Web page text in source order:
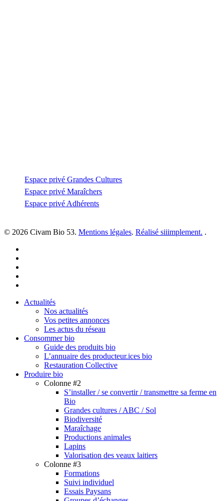
Espace privé Grandes Cultures
Espace privé Maraîchers
Espace privé Adhérents
© 2026 Civam Bio 53. Mentions légales. Réalisé siiimplement. .
Close
Actualités
Nos actualités
Vos petites annonces
Les actus du réseau
Consommer bio
Guide des produits bio
L’annuaire des producteur.ices bio
Restauration Collective
Produire bio
Colonne #2
S’installer / se convertir / transmettre sa ferme en
Bio
Grandes cultures / ABC / Sol
Biodiversité
Maraîchage
Productions animales
Lapins
Valorisation des veaux laitiers
Colonne #3
Formations
Suivi individuel
Essais Paysans